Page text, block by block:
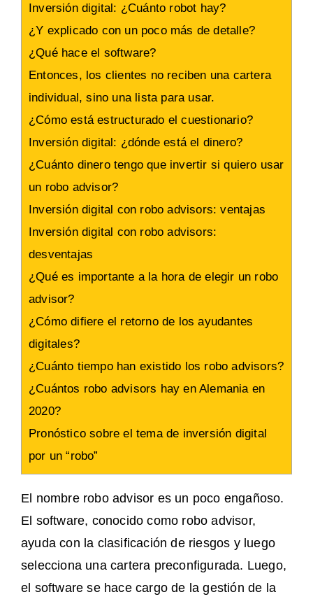
Inversión digital: ¿Cuánto robot hay?
¿Y explicado con un poco más de detalle?
¿Qué hace el software?
Entonces, los clientes no reciben una cartera
individual, sino una lista para usar.
¿Cómo está estructurado el cuestionario?
Inversión digital: ¿dónde está el dinero?
¿Cuánto dinero tengo que invertir si quiero usar
un robo advisor?
Inversión digital con robo advisors: ventajas
Inversión digital con robo advisors:
desventajas
¿Qué es importante a la hora de elegir un robo
advisor?
¿Cómo difiere el retorno de los ayudantes
digitales?
¿Cuánto tiempo han existido los robo advisors?
¿Cuántos robo advisors hay en Alemania en
2020?
Pronóstico sobre el tema de inversión digital
por un “robo”
El nombre robo advisor es un poco engañoso.
El software, conocido como robo advisor,
ayuda con la clasificación de riesgos y luego
selecciona una cartera preconfigurada. Luego,
el software se hace cargo de la gestión de la